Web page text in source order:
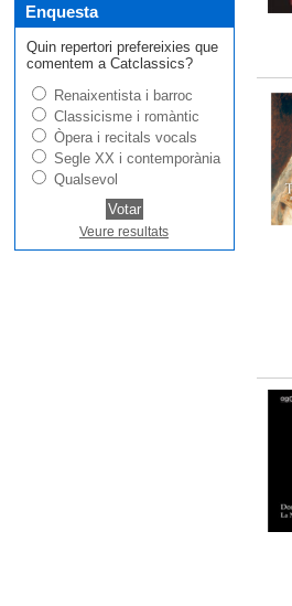
Enquesta
Quin repertori prefereixies que
comentem a Catclassics?
Renaixentista i barroc
Classicisme i romàntic
Òpera i recitals vocals
Segle XX i contemporània
Qualsevol
Veure resultats